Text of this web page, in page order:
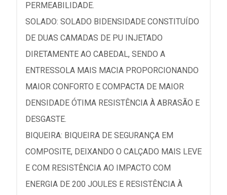
PERMEABILIDADE.
SOLADO: SOLADO BIDENSIDADE CONSTITUÍDO
DE DUAS CAMADAS DE PU INJETADO
DIRETAMENTE AO CABEDAL, SENDO A
ENTRESSOLA MAIS MACIA PROPORCIONANDO
MAIOR CONFORTO E COMPACTA DE MAIOR
DENSIDADE ÓTIMA RESISTÊNCIA À ABRASÃO E
DESGASTE.
BIQUEIRA: BIQUEIRA DE SEGURANÇA EM
COMPOSITE, DEIXANDO O CALÇADO MAIS LEVE
E COM RESISTÊNCIA AO IMPACTO COM
ENERGIA DE 200 JOULES E RESISTÊNCIA À